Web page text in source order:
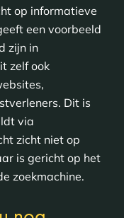
op informatieve
een voorbeeld
zijn in
zelf ook
Dit is
via
zicht niet op
is gericht op het
zoekmachine.